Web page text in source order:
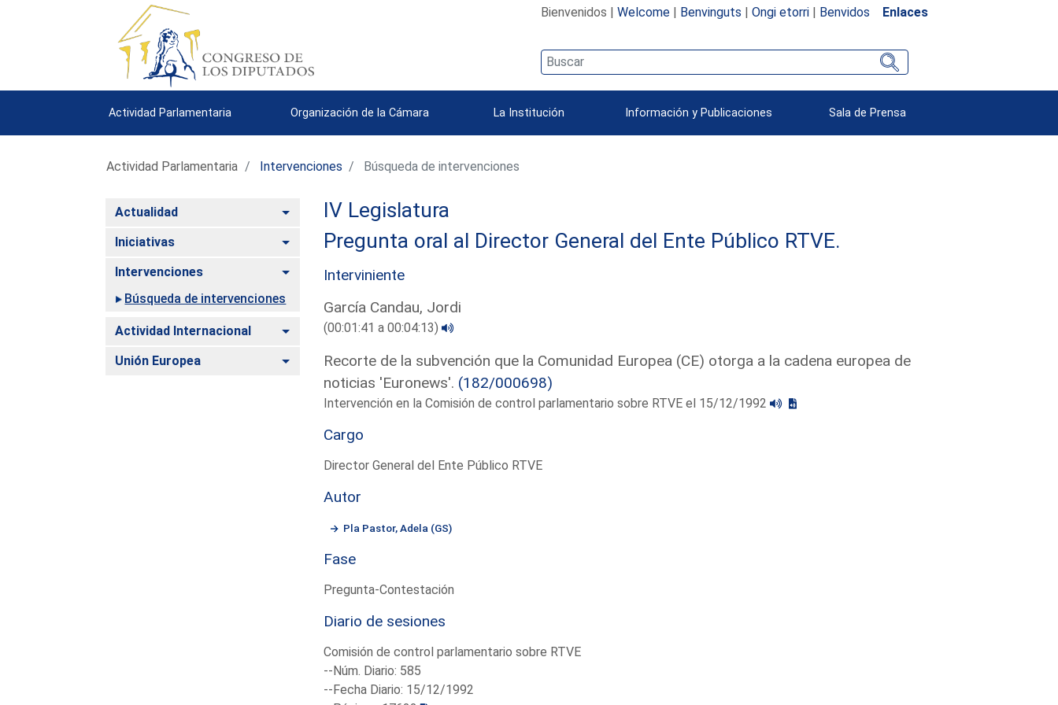
Bienvenidos | Welcome| Benvinguts | Ongi etorri| Benvidos Enlaces
Actividad Parlamentaria Organización de la Cámara La Institución Información y Publicaciones Sala de Prensa
Actividad Parlamentaria Intervenciones Búsqueda de intervenciones
Actualidad Alternar
Iniciativas Alternar
Intervenciones
Alternar
Búsqueda de intervenciones
Actividad Internacional Alternar
Unión Europea Alternar
IV Legislatura
Pregunta oral al Director General del Ente Público RTVE.
Interviniente
García Candau, Jordi
(00:01:41 a 00:04:13)
Recorte de la subvención que la Comunidad Europea (CE) otorga a la cadena europea de
noticias 'Euronews'. (182/000698)
Intervención en la Comisión de control parlamentario sobre RTVE el 15/12/1992
Cargo
Director General del Ente Público RTVE
Autor
Pla Pastor, Adela (GS)
Fase
Pregunta-Contestación
Diario de sesiones
Comisión de control parlamentario sobre RTVE
--Núm. Diario: 585
--Fecha Diario: 15/12/1992